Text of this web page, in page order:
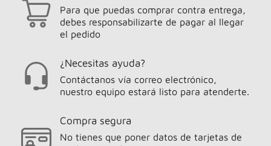
Para que puedas comprar contra entrega,
debes responsabilizarte de pagar al llegar
el pedido
¿Necesitas ayuda?
Contáctanos vía correo electrónico,
nuestro equipo estará listo para atenderte.
Compra segura
No tienes que poner datos de tarjetas de